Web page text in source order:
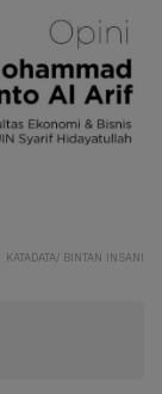
KATADATA/ BINTAN INSANI